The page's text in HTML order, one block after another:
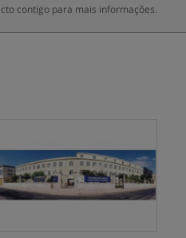
contigo para mais informações.